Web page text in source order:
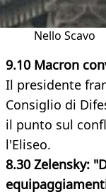
Nello Scavo
9.10 Macron
Il presidente
Consiglio di
il punto sul
l'Eliseo.
8.30 Zelensky: